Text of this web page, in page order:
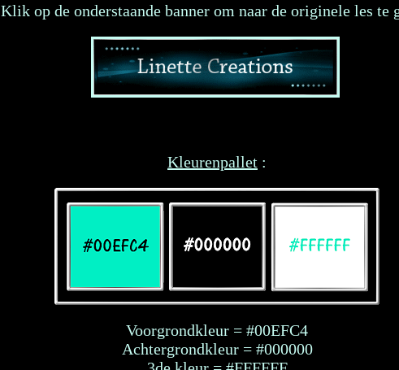
Klik op de onderstaande banner om naar de originele les te
Kleurenpallet :
Voorgrondkleur = #00EFC4
Achtergrondkleur = #000000